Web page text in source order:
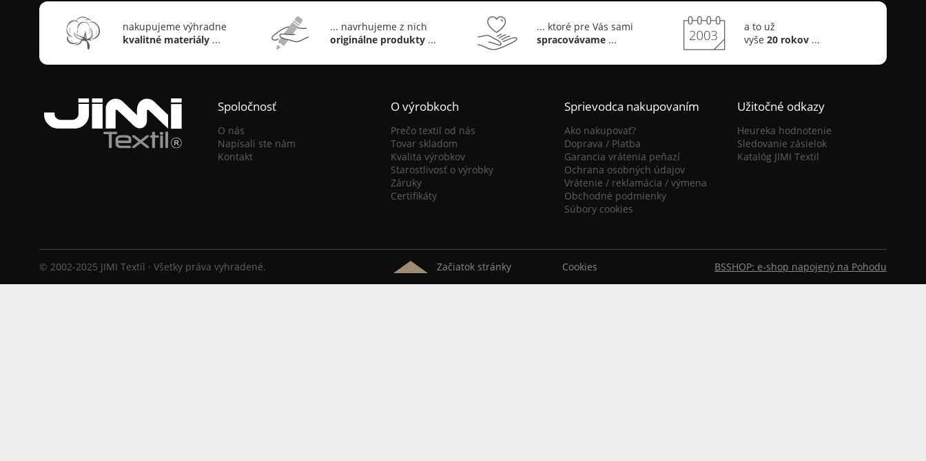
Spoločnosť
O nás
Napísali ste nám
Kontakt
O výrobkoch
Prečo textil od nás
Tovar skladom
Kvalita výrobkov
Starostlivosť o výrobky
Záruky
Certifikáty
Sprievodca nakupovaním
Ako nakupovať?
Doprava / Platba
Garancia vrátenia peňazí
Ochrana osobných údajov
Vrátenie / reklamácia / výmena
Obchodné podmienky
Súbory cookies
Užitočné odkazy
Heureka hodnotenie
Sledovanie zásielok
Katalóg JIMI Textil
© 2002-2025 JIMI Textil · Všetky práva vyhradené. Začiatok stránky BSSHOP: e-shop napojený na Pohodu
Cookies
nakupujeme výhradne
kvalitné materiály ...
... navrhujeme z nich
originálne produkty...
... ktoré pre Vás sami
spracovávame ...
a to už
vyše 20 rokov...